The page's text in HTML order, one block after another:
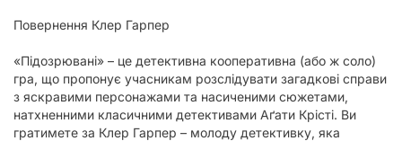
Повернення Клер Гарпер
«Підозрювані» – це детективна кооперативна (або ж соло)
гра, що пропонує учасникам розслідувати загадкові справи
з яскравими персонажами та насиченими сюжетами,
натхненними класичними детективами Аґати Крісті. Ви
гратимете за Клер Гарпер – молоду детективку, яка